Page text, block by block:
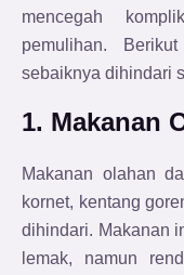
mencegah
pemulihan.
sebaiknya dihindari
1. Makanan
Makanan olahan
kornet, kentang
dihindari. Makanan
lemak, namun